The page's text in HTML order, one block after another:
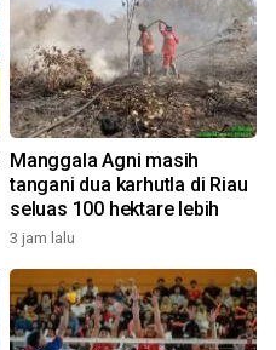
Manggala Agni masih
tangani dua karhutla di Riau
seluas 100 hektare lebih
3 jam lalu